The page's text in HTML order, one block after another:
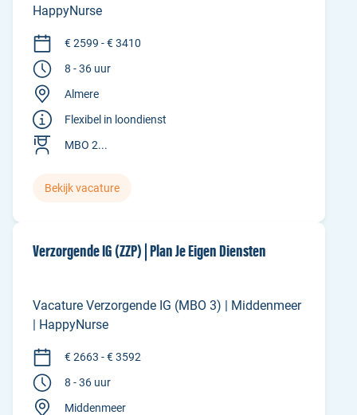
HappyNurse
€ 2599 - € 3410
8 - 36 uur
Almere
Flexibel in loondienst
MBO 2...
Bekijk vacature
Verzorgende IG (ZZP) | Plan Je Eigen Diensten
Vacature Verzorgende IG (MBO 3) | Middenmeer
| HappyNurse
€ 2663 - € 3592
8 - 36 uur
Middenmeer